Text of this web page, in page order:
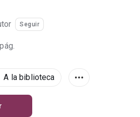
Seguir
A la biblioteca